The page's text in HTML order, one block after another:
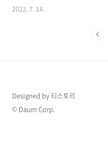
웨이 건물에 있는 곳인데 예전에 방
아니셔서 걱정했는데 부모님 두 분
2022. 7. 14.
Designed by 티스토리
© Daum Corp.